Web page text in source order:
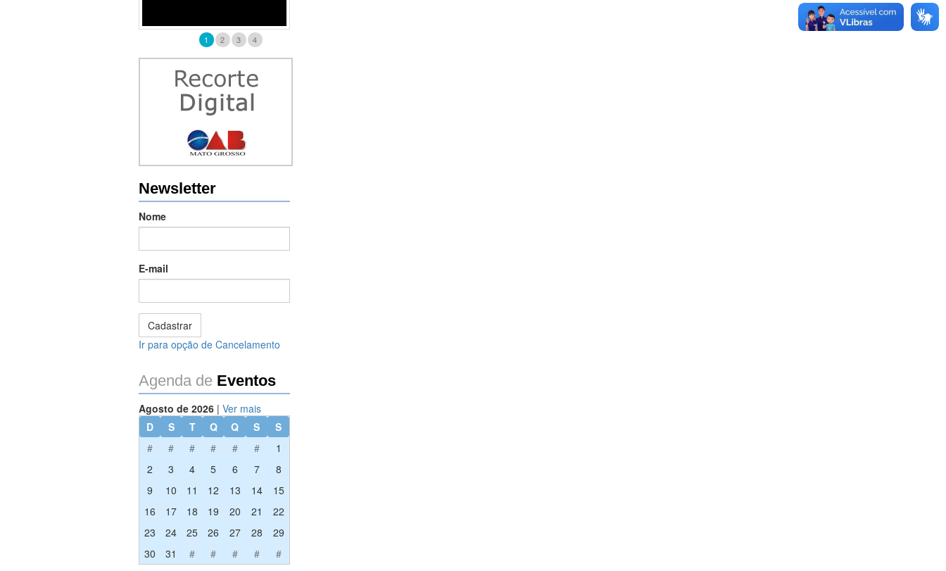
1 2 3 4
Newsletter
Nome
E-mail
Ir para opção de Cancelamento
Agenda de Eventos
Agosto de 2026 | Ver mais
D
S T Q Q S
S
#
# # # # #
1
2
3 4 5 6 7
8
9
10 11 12 13 14
15
16
17 18 19 20 21
22
23
24 25 26 27 28
29
30
31 # # # # #